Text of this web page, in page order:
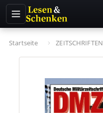
Startseite ZEITSCHRIFTEN